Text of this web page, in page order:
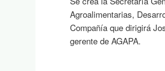
Agroalimentarias,
Compañía que dirigirá
gerente de AGAPA.